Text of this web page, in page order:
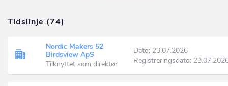
Tidslinje (74)
Nordic Makers 52
Birdsview ApS
Tilknyttet som direktør
Dato: 23.07.2026
Registreringsdato: